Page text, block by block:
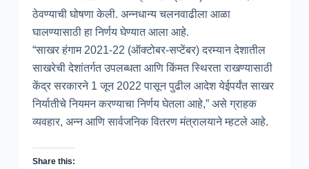
ठेवण्याची घोषणा केली. अन्नधान्य चलनवाढीला आळा
घालण्यासाठी हा निर्णय घेण्यात आला आहे.
“साखर हंगाम 2021-22 (ऑक्टोबर-सप्टेंबर) दरम्यान देशातील
साखरेची देशांतर्गत उपलब्धता आणि किंमत स्थिरता राखण्यासाठी
केंद्र सरकारने 1 जून 2022 पासून पुढील आदेश येईपर्यंत साखर
निर्यातीचे नियमन करण्याचा निर्णय घेतला आहे,” असे ग्राहक
व्यवहार, अन्न आणि सार्वजनिक वितरण मंत्रालयाने म्हटले आहे.
Share this: